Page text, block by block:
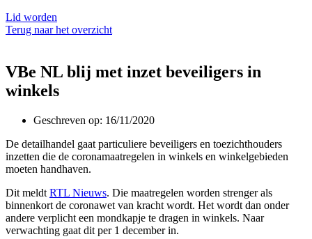
Lid worden
Terug naar het overzicht
VBe NL blij met inzet beveiligers in
winkels
Geschreven op: 16/11/2020
De detailhandel gaat particuliere beveiligers en toezichthouders
inzetten die de coronamaatregelen in winkels en winkelgebieden
moeten handhaven.
Dit meldt RTL Nieuws. Die maatregelen worden strenger als
binnenkort de coronawet van kracht wordt. Het wordt dan onder
andere verplicht een mondkapje te dragen in winkels. Naar
verwachting gaat dit per 1 december in.